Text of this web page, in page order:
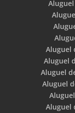
Aluguel
Aluguel
Aluguel
Aluguel
Aluguel